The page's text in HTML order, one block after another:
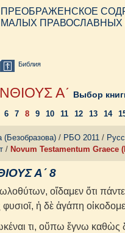
ПРЕОБРАЖЕНСКОЕ
МАЛЫХ ПРАВОСЛАВНЫХ
Библия
Αʹ Выбор
6 7 8 9 10 11 12 13 14
(Безобразова) / РБО 2011 /
/ Novum Testamentum Graece
Αʹ 8
οἴδαμεν ὅτι
ἡ δὲ ἀγάπη
τι, οὔπω ἔγνω καθὼς